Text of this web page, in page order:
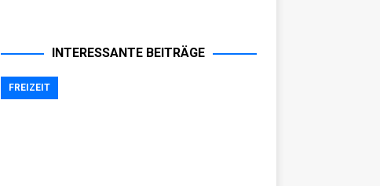
INTERESSANTE BEITRÄGE
FREIZEIT